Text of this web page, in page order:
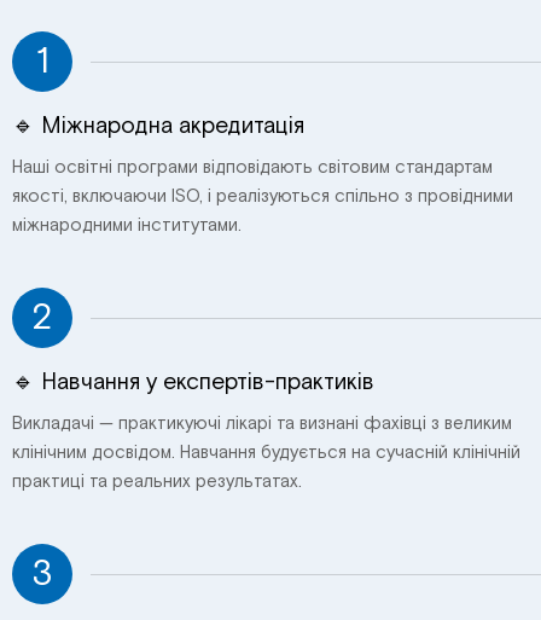
1
🔹 Міжнародна акредитація
Наші освітні програми відповідають світовим стандартам
якості, включаючи ISO, і реалізуються спільно з провідними
міжнародними інститутами.
2
🔹 Навчання у експертів-практиків
Викладачі — практикуючі лікарі та визнані фахівці з великим
клінічним досвідом. Навчання будується на сучасній клінічній
практиці та реальних результатах.
3